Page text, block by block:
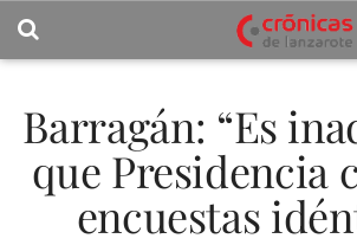
Barragán: “Es
que Presidencia
encuestas